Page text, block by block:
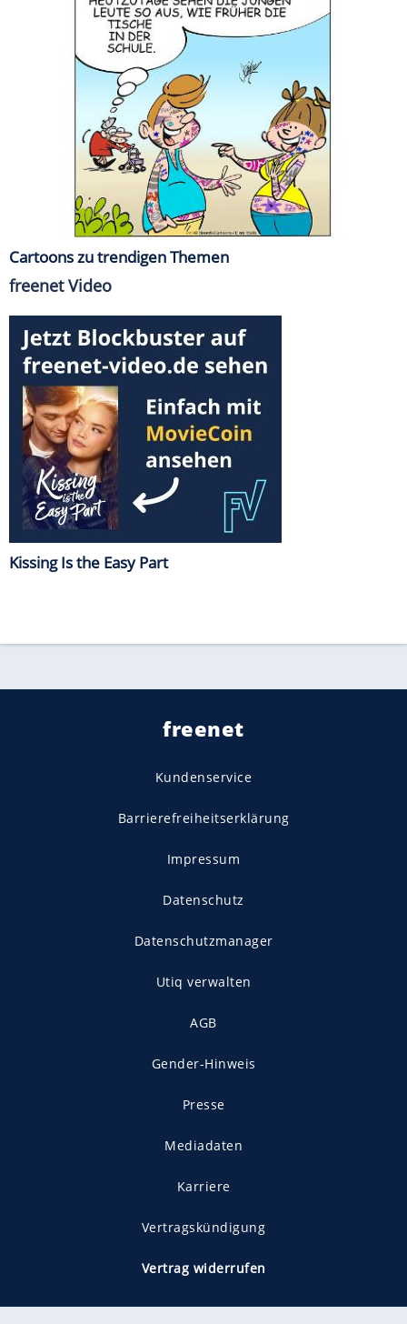
Cartoons zu trendigen Themen
freenet Video
Kissing Is the Easy Part
freenet
Kundenservice
Barrierefreiheitserklärung
Impressum
Datenschutz
Datenschutzmanager
Utiq verwalten
AGB
Gender-Hinweis
Presse
Mediadaten
Karriere
Vertragskündigung
Vertrag widerrufen